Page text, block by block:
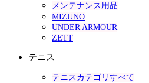
メンテナンス用品
MIZUNO
UNDER ARMOUR
ZETT
テニス
テニスカテゴリすべて